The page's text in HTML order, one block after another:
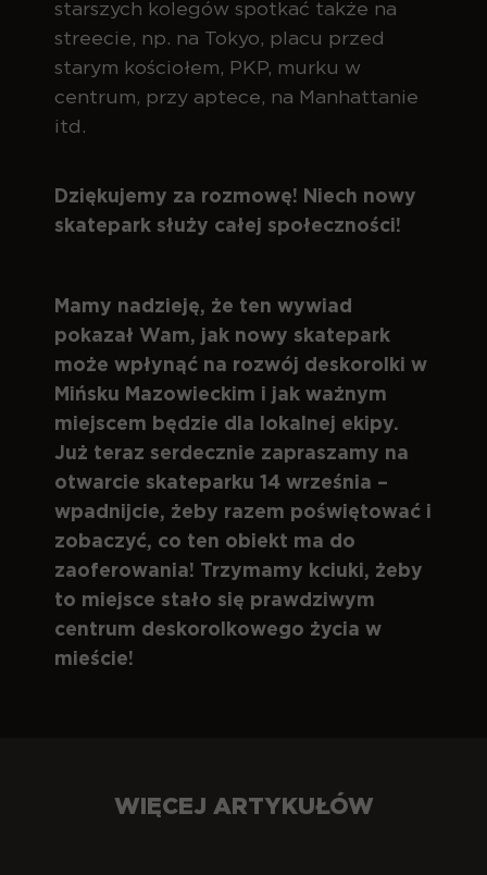
starszych kolegów spotkać także na
streecie, np. na Tokyo, placu przed
starym kościołem, PKP, murku w
centrum, przy aptece, na Manhattanie
itd.
Dziękujemy za rozmowę! Niech nowy
skatepark służy całej społeczności!
Mamy nadzieję, że ten wywiad
pokazał Wam, jak nowy skatepark
może wpłynąć na rozwój deskorolki w
Mińsku Mazowieckim i jak ważnym
miejscem będzie dla lokalnej ekipy.
Już teraz serdecznie zapraszamy na
otwarcie skateparku 14 września –
wpadnijcie, żeby razem poświętować i
zobaczyć, co ten obiekt ma do
zaoferowania! Trzymamy kciuki, żeby
to miejsce stało się prawdziwym
centrum deskorolkowego życia w
mieście!
WIĘCEJ ARTYKUŁÓW